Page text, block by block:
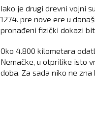
Iako je drugi drevni vojni
1274. pre nove ere u
pronađeni fizički dokazi
Oko 4.800 kilometara
Nemačke, u otprilike isto
doba. Za sada niko ne